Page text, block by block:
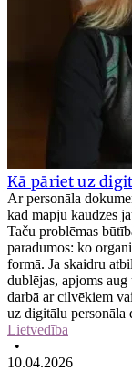
Kā pāriet uz
Ar personāla
kad mapju kaudzes
Taču problēmas
paradumos: ko
formā. Ja skaidru
dublējas, apjoms
darbā ar cilvēkiem
uz digitālu personāla
Lietvedība
•
10.04.2026